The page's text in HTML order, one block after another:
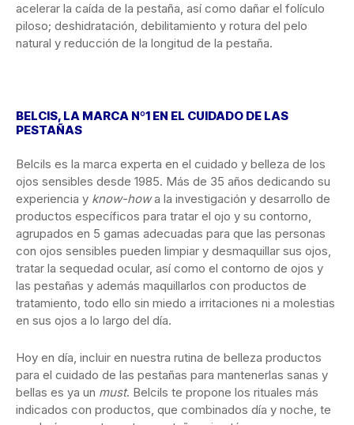
acelerar la caída de la pestaña, así como dañar el folículo
piloso; deshidratación, debilitamiento y rotura del pelo
natural y reducción de la longitud de la pestaña.
BELCIS, LA MARCA Nº1 EN EL CUIDADO DE LAS
PESTAÑAS
Belcils es la marca experta en el cuidado y belleza de los
ojos sensibles desde 1985. Más de 35 años dedicando su
experiencia y know-howa la investigación y desarrollo de
productos específicos para tratar el ojo y su contorno,
agrupados en 5 gamas adecuadas para que las personas
con ojos sensibles pueden limpiar y desmaquillar sus ojos,
tratar la sequedad ocular, así como el contorno de ojos y
las pestañas y además maquillarlos con productos de
tratamiento, todo ello sin miedo a irritaciones ni a molestias
en sus ojos a lo largo del día.
Hoy en día, incluir en nuestra rutina de belleza productos
para el cuidado de las pestañas para mantenerlas sanas y
bellas es ya un must. Belcils te propone los rituales más
indicados con productos, que combinados día y noche, te